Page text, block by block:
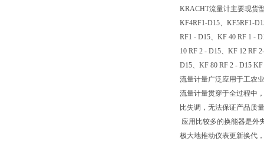
KRACHT流量计主要现货
KF4RF1-D15、KF5RF1-
RF1 - D15、KF 40 RF 1 -
10 RF 2 - D15、KF 12 RF
D15、KF 80 RF 2 - D15
流量计量广泛应用于工农
流量计量贯穿于全过程中
比失调，无法保证产品质
应用比较多的换能器是外
极大地推动仪表更新换代